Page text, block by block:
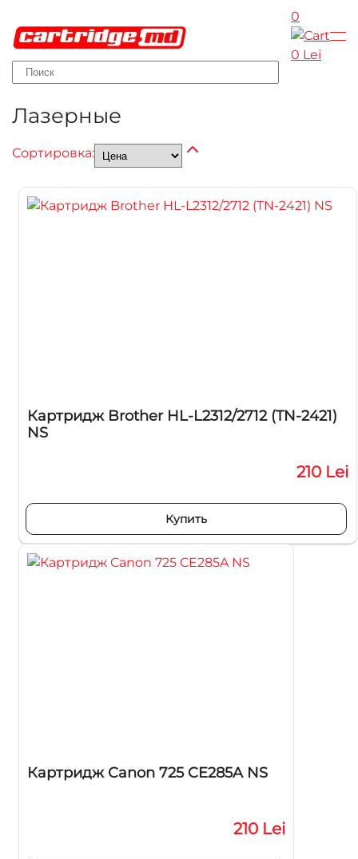
Skip to main content
0
0 Lei
Лазерные
Сортировка:
Картридж Brother HL-L2312/2712 (TN-2421)
NS
210 Lei
Купить
Картридж Canon 725 CE285A NS
210 Lei